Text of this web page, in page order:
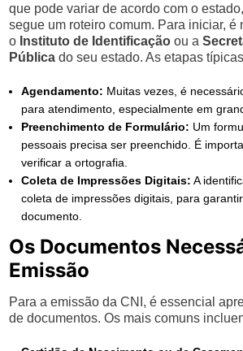
que pode variar de acordo com o
segue um roteiro comum. Para iniciar, é
o Instituto de Identificação ou a
Pública do seu estado. As etapas
Agendamento: Muitas vezes, é
para atendimento, especialmente em
Preenchimento de Formulário: Um
pessoais precisa ser preenchido. É
verificar a ortografia.
Coleta de Impressões Digitais: A
coleta de impressões digitais, para
documento.
Os Documentos
Emissão
Para a emissão da CNI, é essencial
de documentos. Os mais comuns